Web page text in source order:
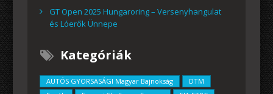
GT Open 2025 Hungaroring – Versenyhangulat
és Lóerők Ünnepe
Kategóriák
AUTÓS GYORSASÁGI Magyar Bajnokság
DTM